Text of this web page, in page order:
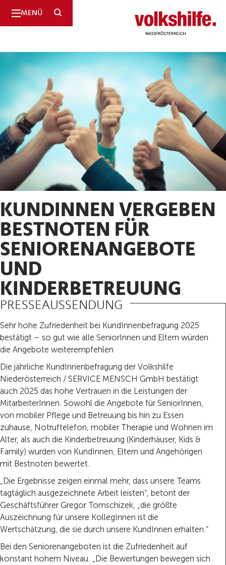
MENÜ SUCHE Niederösterreich
KUNDINNEN VERGEBEN
BESTNOTEN FÜR
SENIORENANGEBOTE
UND
KINDERBETREUUNG
PRESSEAUSSENDUNG
Sehr hohe Zufriedenheit bei KundInnenbefragung 2025
bestätigt – so gut wie alle SeniorInnen und Eltern würden
die Angebote weiterempfehlen
Die jährliche KundInnenbefragung der Volkshilfe
Niederösterreich / SERVICE MENSCH GmbH bestätigt
auch 2025 das hohe Vertrauen in die Leistungen der
MitarbeiterInnen. Sowohl die Angebote für SeniorInnen,
von mobiler Pflege und Betreuung bis hin zu Essen
zuhause, Notruftelefon, mobiler Therapie und Wohnen im
Alter, als auch die Kinderbetreuung (Kinderhäuser, Kids &
Family) wurden von KundInnen, Eltern und Angehörigen
mit Bestnoten bewertet.
„Die Ergebnisse zeigen einmal mehr, dass unsere Teams
tagtäglich ausgezeichnete Arbeit leisten“, betont der
Geschäftsführer Gregor Tomschizek, „die größte
Auszeichnung für unsere KollegInnen ist die
Wertschätzung, die sie durch unsere KundInnen erhalten.“
Bei den Seniorenangeboten ist die Zufriedenheit auf
konstant hohem Niveau. „Die Bewertungen bewegen sich